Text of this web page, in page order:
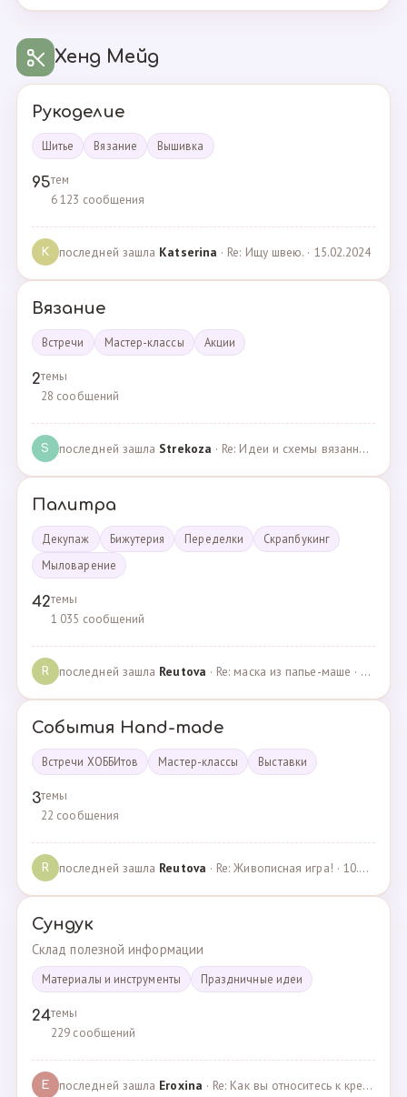
Хенд Мейд
Рукоделие
Шитье Вязание Вышивка
95тем
6 123 сообщения
K последней зашла Katserina · Re: Ищу швею. · 15.02.2024
Вязание
Встречи Мастер-классы Акции
2темы
28 сообщений
S последней зашла Strekoza · Re: Идеи и схемы вязанных шариков · 16.12.2020
Палитра
Декупаж Бижутерия Переделки
Скрапбукинг
Мыловарение
42темы
1 035 сообщений
R последней зашла Reutova · Re: маска из папье-маше · 20.12.2022
События Hand-made
Встречи ХОББИтов Мастер-классы Выставки
3темы
22 сообщения
R последней зашла Reutova · Re: Живописная игра! · 10.12.2020
Сундук
Склад полезной информации
Материалы и инструменты Праздничные идеи
24темы
229 сообщений
E последней зашла Eroxina · Re: Как вы относитесь к кредитам? · 06.04.2025